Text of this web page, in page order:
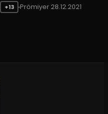
+13 Prömiyer 28.12.2021